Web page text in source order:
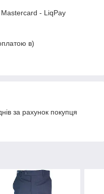
- LiqPay
в)
за рахунок покупця